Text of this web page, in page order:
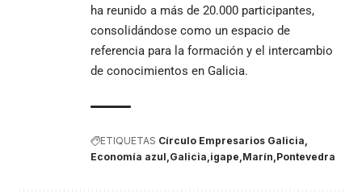
ha reunido a más de 20.000 participantes,
consolidándose como un espacio de
referencia para la formación y el intercambio
de conocimientos en Galicia.
ETIQUETAS Círculo Empresarios Galicia
Economía azul Galicia igape Marín Pontevedra